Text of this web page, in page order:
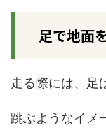
足で地面
走る際には、足
跳ぶようなイメ